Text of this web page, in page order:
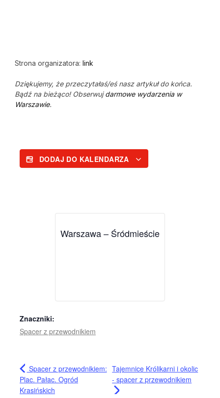
Strona organizatora: link
Dziękujemy, że przeczytałaś/eś nasz artykuł do końca.
Bądź na bieżąco! Obserwujdarmowe wydarzenia w
Warszawie.
DODAJ DO KALENDARZA
Warszawa – Śródmieście
Znaczniki:
Spacer z przewodnikiem
Spacer z przewodnikiem:
Plac. Pałac. Ogród
Krasińskich
Tajemnice Królikarni i okolic
- spacer z przewodnikiem